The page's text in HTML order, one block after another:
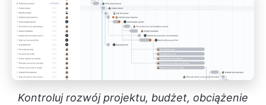
Kontroluj rozwój projektu, budżet, obciążenie